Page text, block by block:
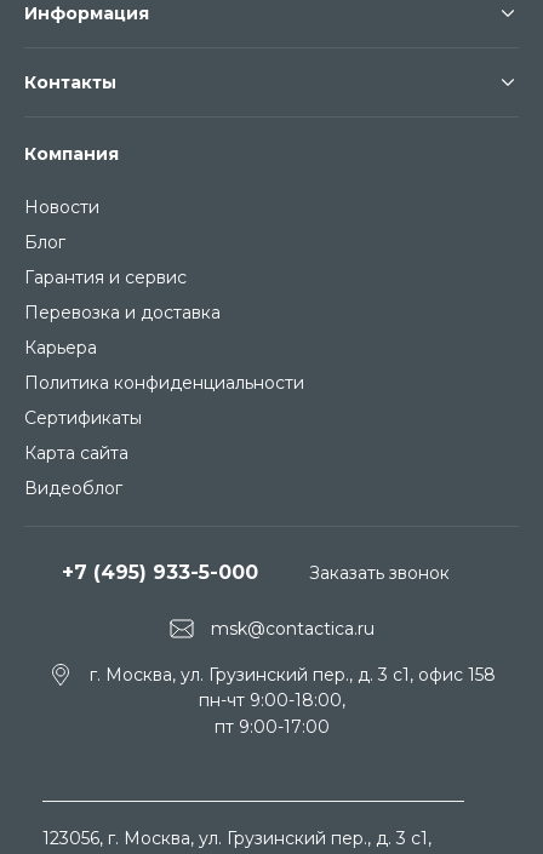
Компания
Новости
Блог
Гарантия и сервис
Перевозка и доставка
Карьера
Политика конфиденциальности
Сертификаты
Карта сайта
Видеоблог
Информация
Контакты
msk@contactica.ru
+7 (495) 933-5-000
г. Москва, ул. Грузинский пер., д. 3 c1, офис 158
пн-чт 9:00-18:00,
пт 9:00-17:00
Заказать звонок
123056, г. Москва, ул. Грузинский пер., д. 3 c1,